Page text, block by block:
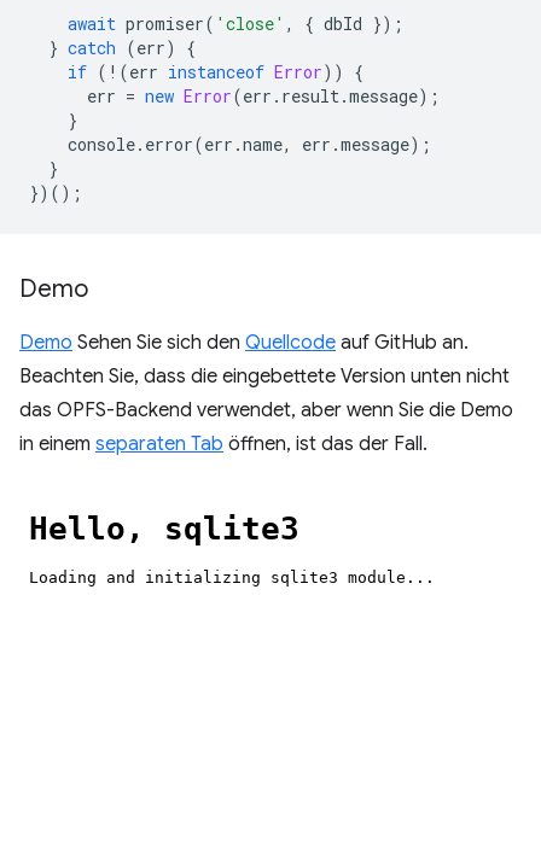
await promiser( 'close' , { dbId });
} catch (err)
{
if ( ! (err instanceof Error))
{
err = new Error(err . result.message);
}
console. error(err .name, err .message);
}
})();
Demo
Demo Sehen Sie sich den Quellcode auf GitHub an.
Beachten Sie, dass die eingebettete Version unten nicht
das OPFS-Backend verwendet, aber wenn Sie die Demo
in einem separaten Tab öffnen, ist das der Fall.